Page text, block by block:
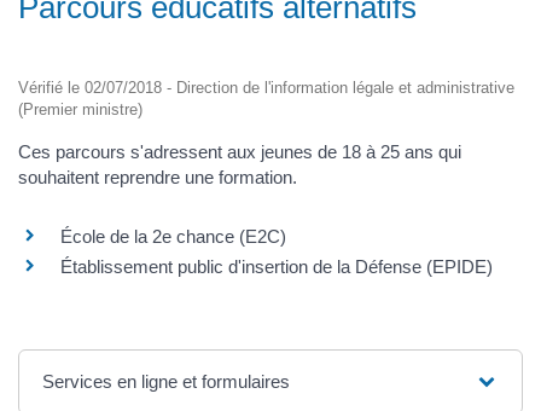
Vérifié le 02/07/2018 - Direction de l'information légale et administrative
(Premier ministre)
Ces parcours s'adressent aux jeunes de 18 à 25 ans qui
souhaitent reprendre une formation.
École de la 2e chance (E2C)
Établissement public d'insertion de la Défense (EPIDE)
Services en ligne et formulaires